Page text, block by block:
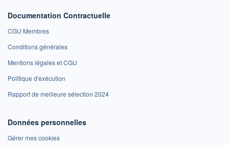
Documentation Contractuelle
CGU Membres
Conditions générales
Mentions légales et CGU
Politique d'exécution
Rapport de meilleure sélection 2024
Données personnelles
Gérer mes cookies